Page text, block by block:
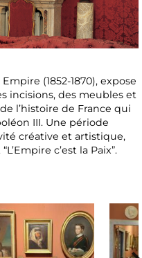
(1852-1870), expose
incisions, des meubles et
l’histoire de France qui
III. Une période
créative et artistique,
c’est la Paix”.